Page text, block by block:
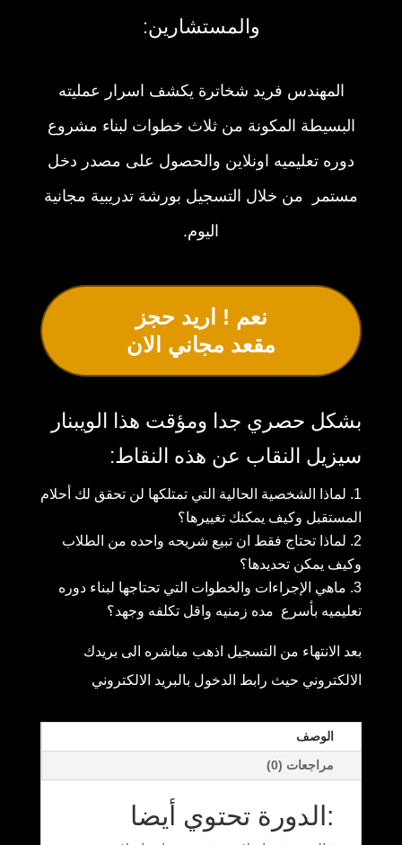
والمستشارين:
المهندس فريد شخاترة يكشف اسرار عمليته
البسيطة المكونة من ثلاث خطوات لبناء مشروع
دوره تعليميه اونلاين والحصول على مصدر دخل
مستمر من خلال التسجيل بورشة تدريبية مجانية
اليوم.
نعم ! اريد حجز
مقعد مجاني الان
بشكل حصري جدا ومؤقت هذا الويبنار
سيزيل النقاب عن هذه النقاط:
لماذا الشخصية الحالية التي تمتلكها لن تحقق لك أحلام
المستقبل وكيف يمكنك تغييرها؟
لماذا تحتاج فقط ان تبيع شريحه واحده من الطلاب
وكيف يمكن تحديدها؟
ماهي الإجراءات والخطوات التي تحتاجها لبناء دوره
تعليميه بأسرع مده زمنيه واقل تكلفه وجهد؟
بعد الانتهاء من التسجيل اذهب مباشره الى بريدك
الالكتروني حيث رابط الدخول بالبريد الالكتروني
الوصف
مراجعات (0)
:الدورة تحتوي أيضا